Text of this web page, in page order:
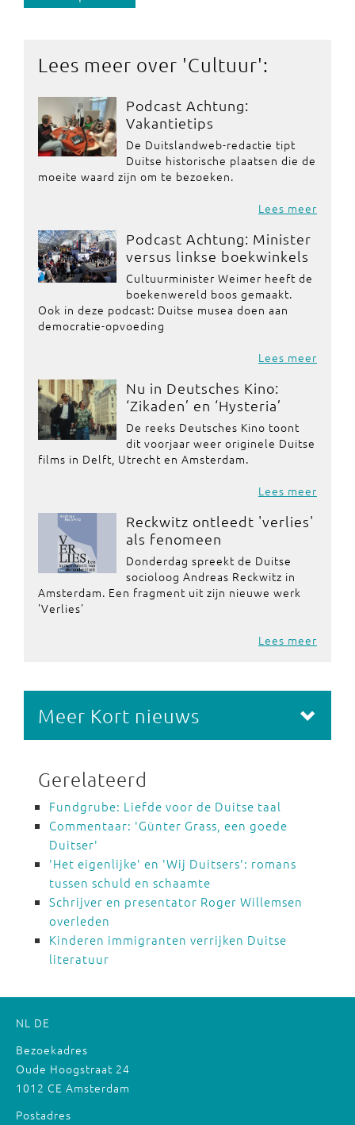
Lees meer over 'Cultuur':
Podcast Achtung:
Vakantietips
De Duitslandweb-redactie tipt
Duitse historische plaatsen die de
moeite waard zijn om te bezoeken.
Lees meer
Podcast Achtung: Minister
versus linkse boekwinkels
Cultuurminister Weimer heeft de
boekenwereld boos gemaakt.
Ook in deze podcast: Duitse musea doen aan
democratie-opvoeding
Lees meer
Nu in Deutsches Kino:
‘Zikaden’ en ‘Hysteria’
De reeks Deutsches Kino toont
dit voorjaar weer originele Duitse
films in Delft, Utrecht en Amsterdam.
Lees meer
Reckwitz ontleedt 'verlies'
als fenomeen
Donderdag spreekt de Duitse
socioloog Andreas Reckwitz in
Amsterdam. Een fragment uit zijn nieuwe werk
'Verlies'
Lees meer
Meer Kort nieuws
Gerelateerd
Fundgrube: Liefde voor de Duitse taal
Commentaar: 'Günter Grass, een goede
Duitser'
'Het eigenlijke' en 'Wij Duitsers': romans
tussen schuld en schaamte
Schrijver en presentator Roger Willemsen
overleden
Kinderen immigranten verrijken Duitse
literatuur
NL DE
Bezoekadres
Oude Hoogstraat 24
1012 CE Amsterdam
Postadres